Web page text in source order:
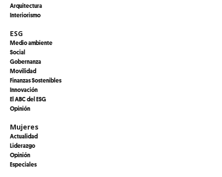
Arquitectura
Interiorismo
ESG
Medio ambiente
Social
Gobernanza
Movilidad
Finanzas Sostenibles
Innovación
El ABC del ESG
Opinión
Mujeres
Actualidad
Liderazgo
Opinión
Especiales